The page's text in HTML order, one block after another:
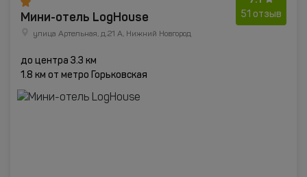
51 отзыв
Мини-отель LogHouse
улица Артельная, д.21 А, Нижний Новгород
до центра 3.3 км
1.8 км от метро Горьковская